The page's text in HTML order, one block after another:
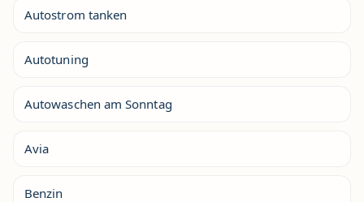
Autostrom tanken
Autotuning
Autowaschen am Sonntag
Avia
Benzin